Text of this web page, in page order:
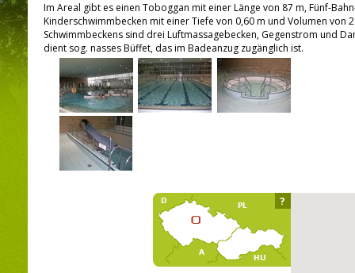
Im Areal gibt es einen Toboggan mit einer Länge von 87 m, Fünf-
Kinderschwimmbecken mit einer Tiefe von 0,60 m und Volumen
Schwimmbeckens sind drei Luftmassagebecken, Gegenstrom und
dient sog. nasses Büffet, das im Badeanzug zugänglich ist.
?